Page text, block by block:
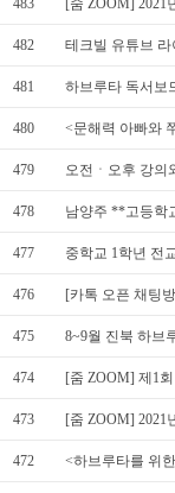
483 [줌 ZOOM]
482 테크빌 유튜브
481 하브루타 독서보
480 <문해력 아빠와
479 오전ㆍ오후 강의
478 남양주 **고등학
477 중학교 1학년 전
476 [카톡 오픈 채팅
475 8~9월 진북 하브
474 [줌 ZOOM] 제1
473 [줌 ZOOM]
472 <하브루타를 위